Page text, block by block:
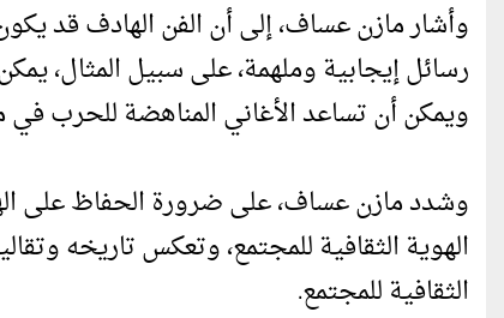
وأشار مازن عساف، إلى أن الفن الهادف قد
رسائل إيجابية وملهمة، على سبيل المثال،
ويمكن أن تساعد الأغاني المناهضة للحرب
وشدد مازن عساف، على ضرورة الحفاظ على
الهوية الثقافية للمجتمع، وتعكس تاريخه
الثقافية للمجتمع.